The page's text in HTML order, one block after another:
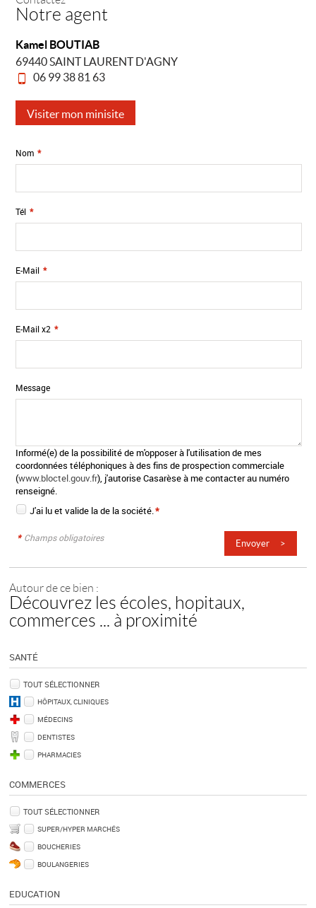
Notre agent
Kamel BOUTIAB
69440 SAINT LAURENT D'AGNY
06 99 38 81 63
Visiter mon minisite
Nom *
Tél *
E-Mail *
E-Mail x2 *
Message
Informé(e) de la possibilité de m'opposer à l'utilisation de mes
coordonnées téléphoniques à des fins de prospection commerciale
(www.bloctel.gouv.fr), j'autorise Casarèse à me contacter au numéro
renseigné.
J'ai lu et valide lade la société.*
* Champs obligatoires
Autour de ce bien :
Découvrez les écoles, hopitaux,
commerces ... à proximité
SANTÉ
TOUT SÉLECTIONNER
HÔPITAUX, CLINIQUES
MÉDECINS
DENTISTES
PHARMACIES
COMMERCES
TOUT SÉLECTIONNER
SUPER/HYPER MARCHÉS
BOUCHERIES
BOULANGERIES
EDUCATION